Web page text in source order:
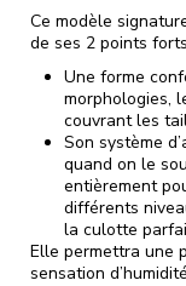
Ce modèle
de ses 2 points
Une forme
morphologies,
couvrant les
Son système
quand on le
entièrement
différents
la culotte
Elle permettra une
sensation